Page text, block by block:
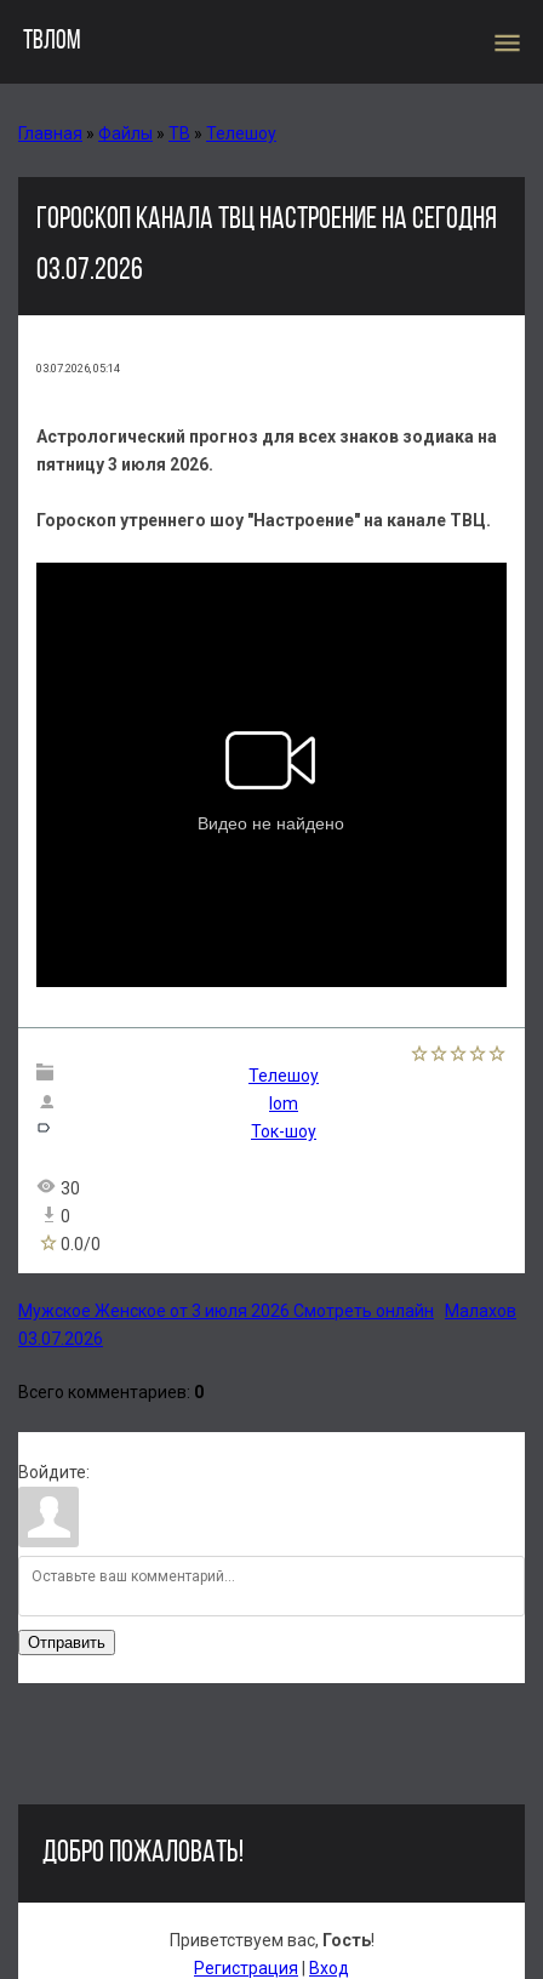
ТВЛОМ menu
Главная » Файлы » ТВ » Телешоу
ГОРОСКОП КАНАЛА ТВЦ НАСТРОЕНИЕ НА СЕГОДНЯ
03.07.2026
03.07.2026, 05:14
Астрологический прогноз для всех знаков зодиака на
пятницу 3 июля 2026.
Гороскоп утреннего шоу "Настроение" на канале ТВЦ.
Телешоу
lom
Ток-шоу
30
0
0.0/0
Мужское Женское от 3 июля 2026 Смотреть онлайн
Малахов
03.07.2026
Всего комментариев: 0
Войдите:
Отправить
ДОБРО ПОЖАЛОВАТЬ!
Приветствуем вас, Гость!
Регистрация
Вход